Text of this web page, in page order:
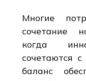
Многие
сочетание
когда
сочетаются
баланс